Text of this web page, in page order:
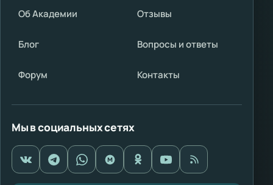
Об Академии Отзывы
Блог Вопросы и ответы
Форум Контакты
Мы в социальных сетях